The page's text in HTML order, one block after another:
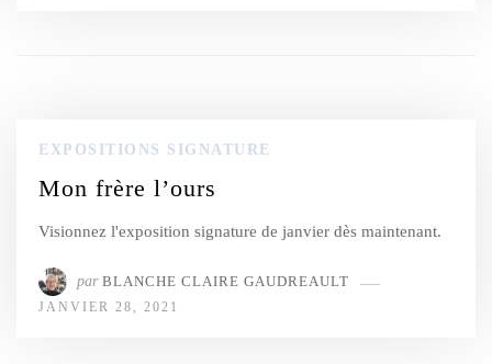
EXPOSITIONS SIGNATURE
Mon frère l’ours
Visionnez l'exposition signature de janvier dès maintenant.
par BLANCHE CLAIRE GAUDREAULT
JANVIER 28, 2021